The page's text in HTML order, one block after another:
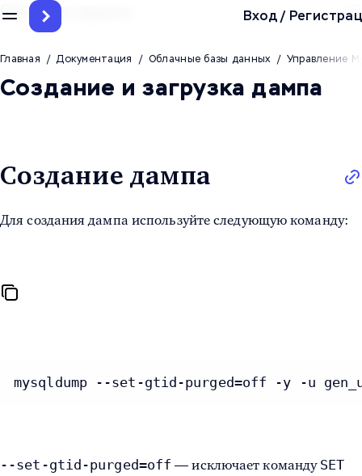
Вход/
Облачные сервисы
Главная / Документация / Облачные базы данных / Управление
Создание и загрузка дампа
Создание дампа
Для создания дампа используйте следующую команду:
mysqldump --set-gtid-purged=off -y -u
--set-gtid-purged=off — исключает команду SET